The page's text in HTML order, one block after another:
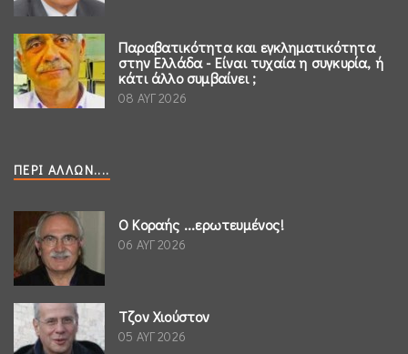
Παραβατικότητα και εγκληματικότητα
στην Ελλάδα - Είναι τυχαία η συγκυρία, ή
κάτι άλλο συμβαίνει ;
08 ΑΥΓ 2026
ΠΕΡΊ ΆΛΛΩΝ....
Ο Κοραής ...ερωτευμένος!
06 ΑΥΓ 2026
Τζον Χιούστον
05 ΑΥΓ 2026